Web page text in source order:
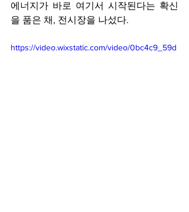
에너지가 바로 여기서 시작된다는 확신
을 품은 채, 전시장을 나섰다.
https://video.wixstatic.com/video/0bc4c9_59d